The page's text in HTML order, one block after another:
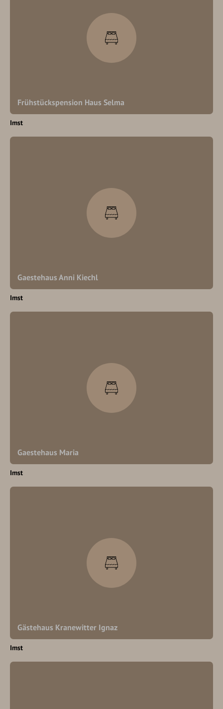
Frühstückspension Haus Selma
Imst
Gaestehaus Anni Kiechl
Imst
Gaestehaus Maria
Imst
Gästehaus Kranewitter Ignaz
Imst